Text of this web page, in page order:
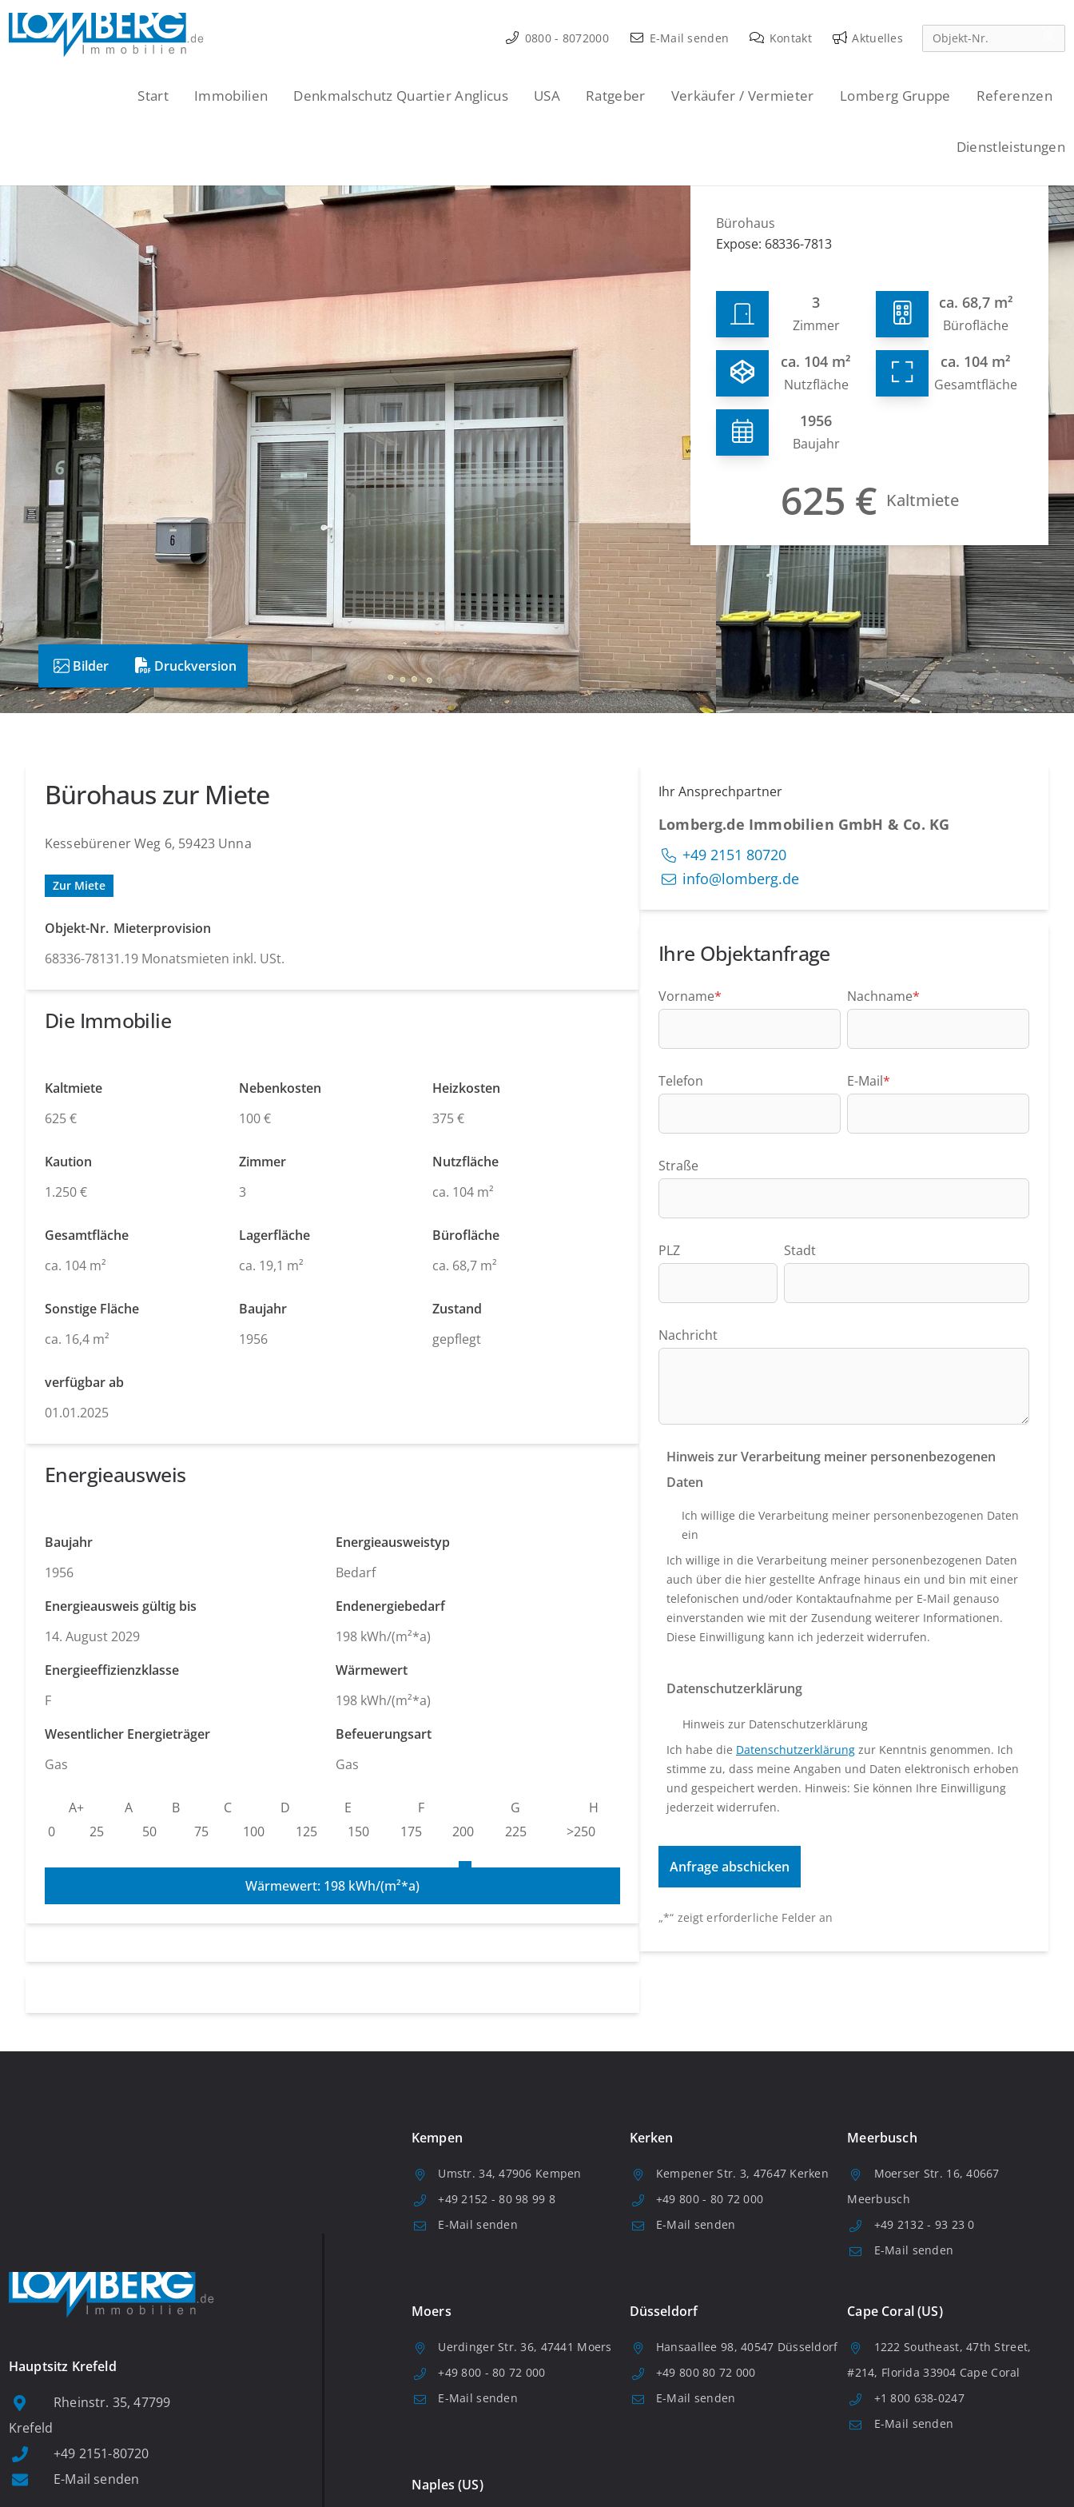
Zum
Inhalt
0800 - 8072000 E-Mail senden Kontakt Aktuelles
Start Immobilien Denkmalschutz Quartier Anglicus USA Ratgeber Verkäufer / Vermieter Lomberg Gruppe Referenzen
Dienstleistungen
Bilder Druckversion
Bürohaus
Expose: 68336-7813
3
Zimmer
ca. 68,7 m²
Bürofläche
ca. 104 m²
Nutzfläche
ca. 104 m²
Gesamtfläche
1956
Baujahr
625 € Kaltmiete
Bürohaus zur Miete
Kessebürener Weg 6, 59423 Unna
Zur Miete
Objekt-Nr.
68336-7813
Mieterprovision
1.19 Monatsmieten inkl. USt.
Die Immobilie
Kaltmiete
625 €
Nebenkosten
100 €
Heizkosten
375 €
Kaution
1.250 €
Zimmer
3
Nutzfläche
ca. 104 m²
Gesamtfläche
ca. 104 m²
Lagerfläche
ca. 19,1 m²
Bürofläche
ca. 68,7 m²
Sonstige Fläche
ca. 16,4 m²
Baujahr
1956
Zustand
gepflegt
verfügbar ab
01.01.2025
Energieausweis
Baujahr
1956
Energieausweistyp
Bedarf
Energieausweis gültig bis
14. August 2029
Endenergiebedarf
198 kWh/(m²*a)
Energieeffizienzklasse
F
Wärmewert
198 kWh/(m²*a)
Wesentlicher Energieträger
Gas
Befeuerungsart
Gas
A+ A B C D E F G
H
0
25 50 75 100 125 150 175 200 225 >250
Wärmewert: 198 kWh/(m²*a)
Ihr Ansprechpartner
Lomberg.de Immobilien GmbH & Co. KG
+49 2151 80720
info@lomberg.de
Ihre Objektanfrage
„*“ zeigt erforderliche Felder an
Vorname* Nachname*
Telefon E-Mail*
Straße
PLZ Stadt
Nachricht
Hinweis zur Verarbeitung meiner personenbezogenen
Daten
Ich willige die Verarbeitung meiner personenbezogenen Daten
ein
Ich willige in die Verarbeitung meiner personenbezogenen Daten
auch über die hier gestellte Anfrage hinaus ein und bin mit einer
telefonischen und/oder Kontaktaufnahme per E-Mail genauso
einverstanden wie mit der Zusendung weiterer Informationen.
Diese Einwilligung kann ich jederzeit widerrufen.
Datenschutzerklärung
Hinweis zur Datenschutzerklärung
Ich habe die Datenschutzerklärung zur Kenntnis genommen. Ich
stimme zu, dass meine Angaben und Daten elektronisch erhoben
und gespeichert werden. Hinweis: Sie können Ihre Einwilligung
jederzeit widerrufen.
Hauptsitz Krefeld
Rheinstr. 35, 47799
Krefeld
+49 2151-80720
E-Mail senden
Kempen
Umstr. 34, 47906 Kempen
+49 2152 - 80 98 99 8
E-Mail senden
Kerken
Kempener Str. 3, 47647 Kerken
+49 800 - 80 72 000
E-Mail senden
Meerbusch
Moerser Str. 16, 40667
Meerbusch
+49 2132 - 93 23 0
E-Mail senden
Moers
Uerdinger Str. 36, 47441 Moers
+49 800 - 80 72 000
E-Mail senden
Düsseldorf
Hansaallee 98, 40547 Düsseldorf
+49 800 80 72 000
E-Mail senden
Cape Coral (US)
1222 Southeast, 47th Street,
#214, Florida 33904 Cape Coral
+1 800 638-0247
E-Mail senden
Naples (US)